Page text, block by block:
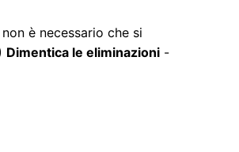
è necessario che si
Dimentica le eliminazioni -